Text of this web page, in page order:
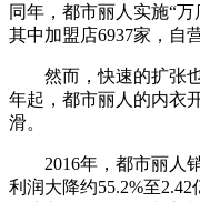
同年，都市丽人实施“万
其中加盟店6937家，自
然而，快速的扩张也
年起，都市丽人的内衣
滑。
2016年，都市丽人销
利润大降约55.2%至